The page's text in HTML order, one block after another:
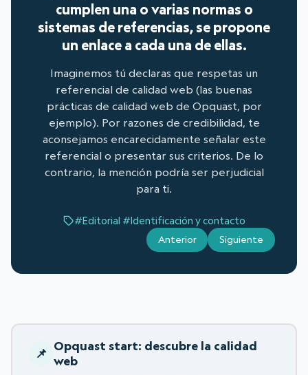
cumplen una o varias normas o
sistemas de referencias, se propone
un enlace a cada una de ellas.
Imaginemos tú declaras que respetas un
referencial de calidad web (las buenas
prácticas de calidad web de Opquast, por
ejemplo). Por razones de credibilidad, te
aconsejamos encarecidamente señalar este
referencial o presentar sus criterios. De lo
contrario, la mención podría ser perjudicial
para ti.
#Editorial #Identificación y contacto
Anterior Siguiente
Opquast start: descubre la calidad
web